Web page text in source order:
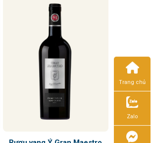
Trang chủ
Zalo